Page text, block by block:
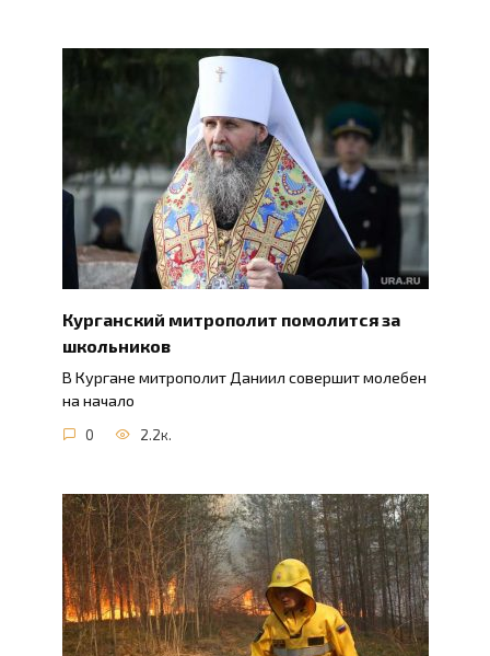
Курганский митрополит помолится за
школьников
В Кургане митрополит Даниил совершит молебен
на начало
0 2.2к.